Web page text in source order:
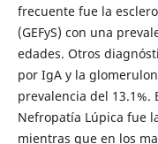
frecuente fue la
(GEFyS) con una
edades. Otros
por IgA y la
prevalencia del 13.1%.
Nefropatía Lúpica fue
mientras que en los